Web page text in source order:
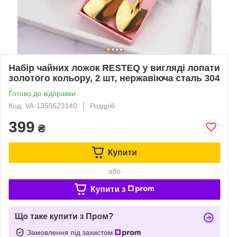
Набір чайних ложок RESTEQ у вигляді лопати
золотого кольору, 2 шт, нержавіюча сталь 304
Готово до відправки
Код: VA-1355623140
Роздріб
399 ₴
Купити
або
Купити з
Що таке купити з Пром?
Замовлення під захистом